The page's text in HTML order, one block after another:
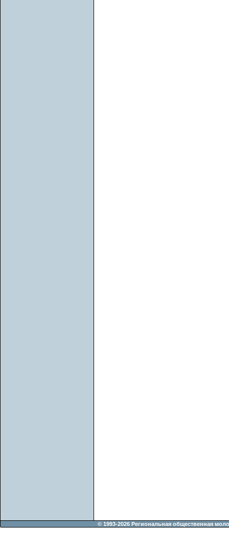
© 1993-2026 Региональная общественная